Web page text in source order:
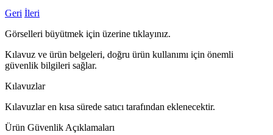
Geri İleri
Görselleri büyütmek için üzerine tıklayınız.
Kılavuz ve ürün belgeleri, doğru ürün kullanımı için önemli
güvenlik bilgileri sağlar.
Kılavuzlar
Kılavuzlar en kısa sürede satıcı tarafından eklenecektir.
Ürün Güvenlik Açıklamaları